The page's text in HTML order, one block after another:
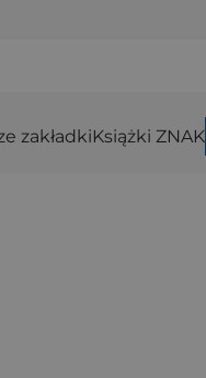
zakładkiKsiążki ZNAK